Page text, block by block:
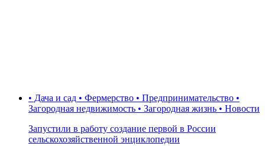
• Дача и сад • Фермерство • Предпринимательство •
Загородная недвижимость • Загородная жизнь • Новости
Запустили в работу создание первой в России
сельскохозяйственной энциклопедии